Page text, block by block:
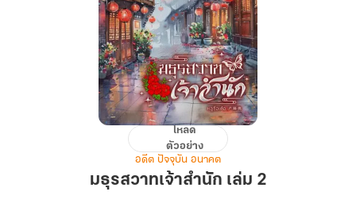
มธุรส
เจ้า
สำนัก
โหลด
ตัวอย่าง
อดีต ปัจจุบัน อนาคต
มธุรสวาทเจ้าสำนัก เล่ม 2